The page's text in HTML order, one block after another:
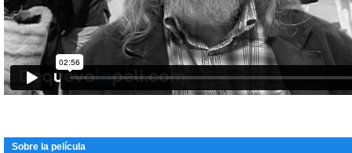
Sobre la película